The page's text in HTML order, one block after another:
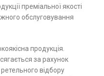
преміальної якості
обслуговування
продукція.
за рахунок
відбору